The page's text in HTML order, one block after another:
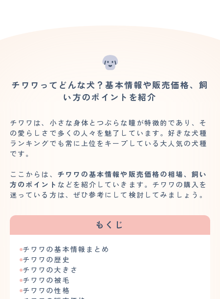
チワワってどんな犬？基本情報や販売価格、飼
い方のポイントを紹介
チワワは、小さな身体とつぶらな瞳が特徴的であり、そ
の愛らしさで多くの人々を魅了しています。好きな犬種
ランキングでも常に上位をキープしている大人気の犬種
です。
ここからは、 チワワの基本情報や販売価格の相場、飼い
方のポイント などを紹介していきます。チワワの購入を
迷っている方は、ぜひ参考にして検討してみましょう。
もくじ
チワワの基本情報まとめ
チワワの歴史
チワワの大きさ
チワワの被毛
チワワの性格